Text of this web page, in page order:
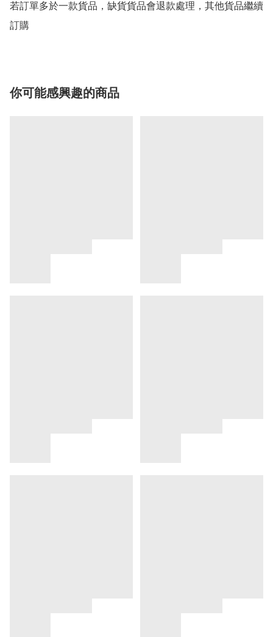
若訂單多於一款貨品，缺貨貨品會退款處理，其他貨品繼續
你可能感興趣的商品